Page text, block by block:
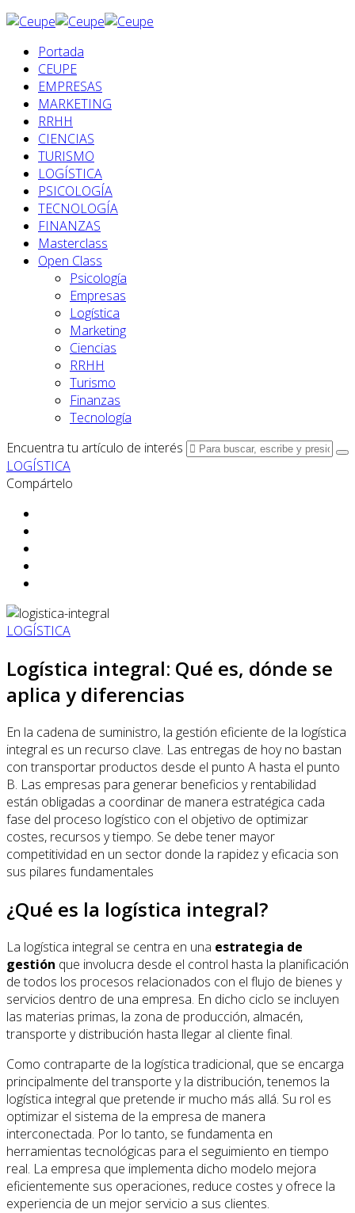
Portada
CEUPE
EMPRESAS
MARKETING
RRHH
CIENCIAS
TURISMO
LOGÍSTICA
PSICOLOGÍA
TECNOLOGÍA
FINANZAS
Masterclass
Open Class
Psicología
Empresas
Logística
Marketing
Ciencias
RRHH
Turismo
Finanzas
Tecnología
Encuentra tu artículo de interés
LOGÍSTICA
Compártelo
LOGÍSTICA
Logística integral: Qué es, dónde se
aplica y diferencias
En la cadena de suministro, la gestión eficiente de la logística
integral es un recurso clave. Las entregas de hoy no bastan
con transportar productos desde el punto A hasta el punto
B. Las empresas para generar beneficios y rentabilidad
están obligadas a coordinar de manera estratégica cada
fase del proceso logístico con el objetivo de optimizar
costes, recursos y tiempo. Se debe tener mayor
competitividad en un sector donde la rapidez y eficacia son
sus pilares fundamentales
¿Qué es la logística integral?
La logística integral se centra en una estrategia de
gestión que involucra desde el control hasta la planificación
de todos los procesos relacionados con el flujo de bienes y
servicios dentro de una empresa. En dicho ciclo se incluyen
las materias primas, la zona de producción, almacén,
transporte y distribución hasta llegar al cliente final.
Como contraparte de la logística tradicional, que se encarga
principalmente del transporte y la distribución, tenemos la
logística integral que pretende ir mucho más allá. Su rol es
optimizar el sistema de la empresa de manera
interconectada. Por lo tanto, se fundamenta en
herramientas tecnológicas para el seguimiento en tiempo
real. La empresa que implementa dicho modelo mejora
eficientemente sus operaciones, reduce costes y ofrece la
experiencia de un mejor servicio a sus clientes.